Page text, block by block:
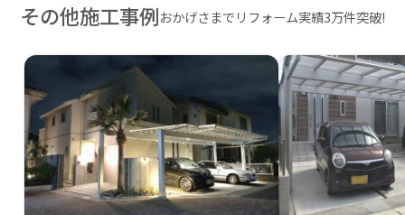
その他施工事例おかげさまでリフォーム実績3万件突破!